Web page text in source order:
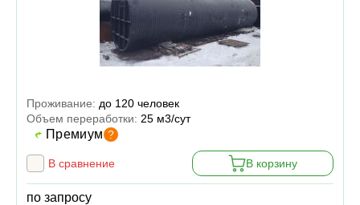
Проживание: до 120 человек
Объем переработки: 25 м3/сут
Премиум ?
В сравнение В корзину
по запросу